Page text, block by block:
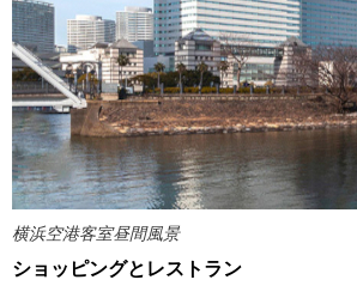
横浜空港客室昼間風景
ショッピングとレストラン